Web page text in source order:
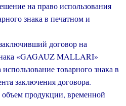
на право использования
знака в печатном и
договор на
«GAGAUZ MALLARI»
товарного знака в
заключения договора.
объем продукции, временной